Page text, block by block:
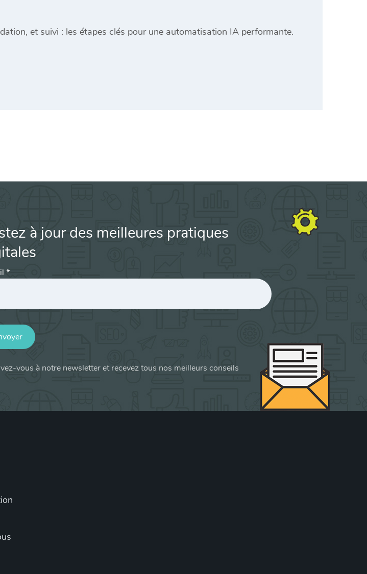
et suivi : les étapes clés pour une automatisation IA performante.
à jour des meilleures pratiques
*
vous à notre newsletter et recevez tous nos meilleurs conseils